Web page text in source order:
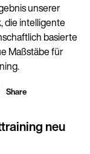
unserer
die intelligente
basierte
Maßstäbe für
Share
neu